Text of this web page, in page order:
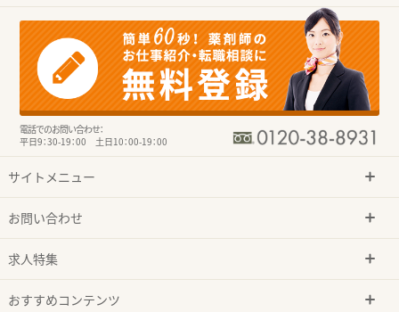
電話でのお問い合わせ：
平日9：30-19：00 土日10：00-19：00
サイトメニュー
お問い合わせ
求人特集
おすすめコンテンツ